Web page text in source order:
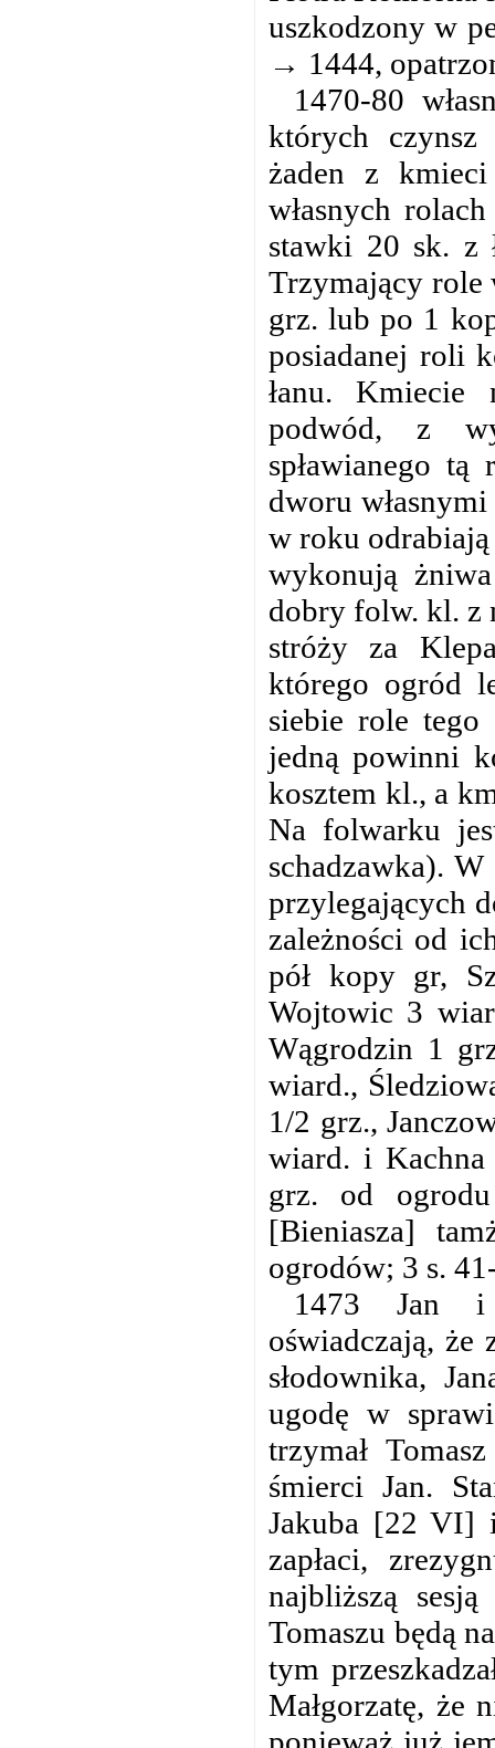
uszkodzony w
→ 1444,
1470-80
których czynsz
żaden z
własnych
stawki 20 sk. z
Trzymający role
grz. lub po 1
posiadanej roli
łanu. Kmiecie
podwód, z
spławianego
dworu
w roku
wykonują
dobry folw. kl. z
stróży za
którego ogród
siebie role
jedną powinni
kosztem kl., a
Na folwarku
schadzawka).
przylegających
zależności od
pół kopy gr,
Wojtowic 3
Wągrodzin 1
wiard.,
1/2 grz.,
wiard. i Kachna
grz. od ogrodu
[Bieniasza]
ogrodów; 3 s.
1473 Jan i
oświadczają, że
słodownika,
ugodę w
trzymał
śmierci Jan.
Jakuba [22 VI]
zapłaci,
najbliższą
Tomaszu będą
tym
Małgorzatę, że